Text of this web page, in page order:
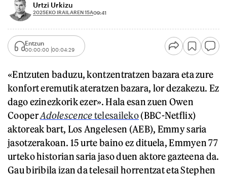
Urtzi Urkizu
2025EKO IRAILAREN 15A09:41
Entzun
00:00:00 00:04:29
«Entzuten baduzu, kontzentratzen bazara eta zure
konfort eremutik ateratzen bazara, lor dezakezu. Ez
dago ezinezkorik ezer». Hala esan zuen Owen
CooperAdolescencetelesaileko(BBC-Netflix)
aktoreak bart, Los Angelesen (AEB), Emmy saria
jasotzerakoan. 15 urte baino ez dituela, Emmyen 77
urteko historian saria jaso duen aktore gazteena da.
Gau biribila izan da telesail horrentzat eta Stephen